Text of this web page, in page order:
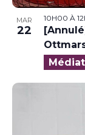
MAR
22
10H00 À